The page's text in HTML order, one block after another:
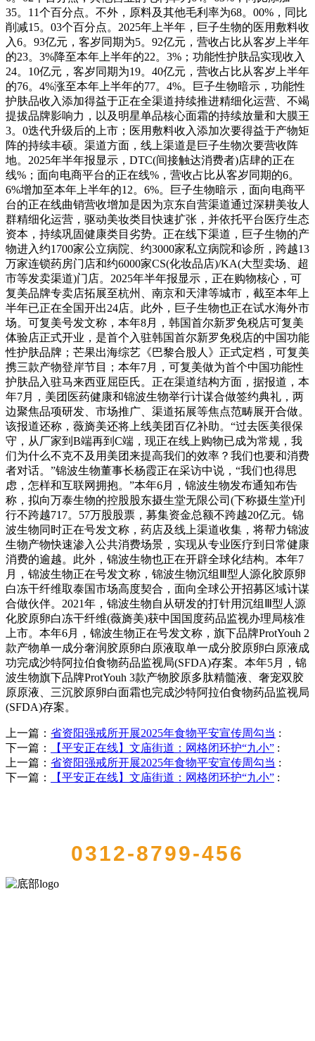
35。11个百分点。不外，原料及其他毛利率为68。00%，同比
削减15。03个百分点。2025年上半年，巨子生物的医用敷料收
入6。93亿元，客岁同期为5。92亿元，营收占比从客岁上半年
的23。3%降至本年上半年的22。3%；功能性护肤品实现收入
24。10亿元，客岁同期为19。40亿元，营收占比从客岁上半年
的76。4%涨至本年上半年的77。4%。巨子生物暗示，功能性
护肤品收入添加得益于正在全渠道持续推进精细化运营、不竭
提拔品牌影响力，以及明星单品核心面霜的持续放量和大膜王
3。0迭代升级后的上市；医用敷料收入添加次要得益于产物矩
阵的持续丰硕。渠道方面，线上渠道是巨子生物次要营收阵
地。2025年半年报显示，DTC(间接触达消费者)店肆的正在
线%；面向电商平台的正在线%，营收占比从客岁同期的6。
6%增加至本年上半年的12。6%。巨子生物暗示，面向电商平
台的正在线曲销营收增加是因为京东自营渠道通过深耕美妆人
群精细化运营，驱动美妆类目快速扩张，并依托平台医疗生态
资本，持续巩固健康类目劣势。正在线下渠道，巨子生物的产
物进入约1700家公立病院、约3000家私立病院和诊所，跨越13
万家连锁药房门店和约6000家CS(化妆品店)/KA(大型卖场、超
市等发卖渠道)门店。2025年半年报显示，正在购物核心，可
复美品牌专卖店拓展至杭州、南京和天津等城市，截至本年上
半年已正在全国开出24店。此外，巨子生物也正在试水海外市
场。可复美号发文称，本年8月，韩国首尔新罗免税店可复美
体验店正式开业，是首个入驻韩国首尔新罗免税店的中国功能
性护肤品牌；芒果出海综艺《巴黎合股人》正式定档，可复美
携三款产物登岸节目；本年7月，可复美做为首个中国功能性
护肤品入驻马来西亚屈臣氏。正在渠道结构方面，据报道，本
年7月，美团医药健康和锦波生物举行计谋合做签约典礼，两
边聚焦品项研发、市场推广、渠道拓展等焦点范畴展开合做。
该报道还称，薇旖美还将上线美团百亿补助。“过去医美很保
守，从厂家到B端再到C端，现正在线上购物已成为常规，我
们为什么不克不及用美团来提高我们的效率？我们也要和消费
者对话。”锦波生物董事长杨霞正在采访中说，“我们也得思
虑，怎样和互联网拥抱。”本年6月，锦波生物发布通知布告
称，拟向万泰生物的控股股东摄生堂无限公司(下称摄生堂)刊
行不跨越717。57万股股票，募集资金总额不跨越20亿元。锦
波生物同时正在号发文称，药店及线上渠道收集，将帮力锦波
生物产物快速渗入公共消费场景，实现从专业医疗到日常健康
消费的逾越。此外，锦波生物也正在开辟全球化结构。本年7
月，锦波生物正在号发文称，锦波生物沉组Ⅲ型人源化胶原卵
白冻干纤维取泰国市场高度契合，面向全球公开招募区域计谋
合做伙伴。2021年，锦波生物自从研发的打针用沉组Ⅲ型人源
化胶原卵白冻干纤维(薇旖美)获中国国度药品监视办理局核准
上市。本年6月，锦波生物正在号发文称，旗下品牌ProtYouh 2
款产物单一成分奢润胶原卵白原液取单一成分胶原卵白原液成
功完成沙特阿拉伯食物药品监视局(SFDA)存案。本年5月，锦
波生物旗下品牌ProtYouh 3款产物胶原多肽精髓液、奢宠双胶
原原液、三沉胶原卵白面霜也完成沙特阿拉伯食物药品监视局
(SFDA)存案。
上一篇： 省资阳强戒所开展2025年食物平安宣传周勾当 :
下一篇：
【平安正在线】文庙街道：网格闭环护“九小” :
上一篇： 省资阳强戒所开展2025年食物平安宣传周勾当 :
下一篇：
【平安正在线】文庙街道：网格闭环护“九小” :
0312-8799-456